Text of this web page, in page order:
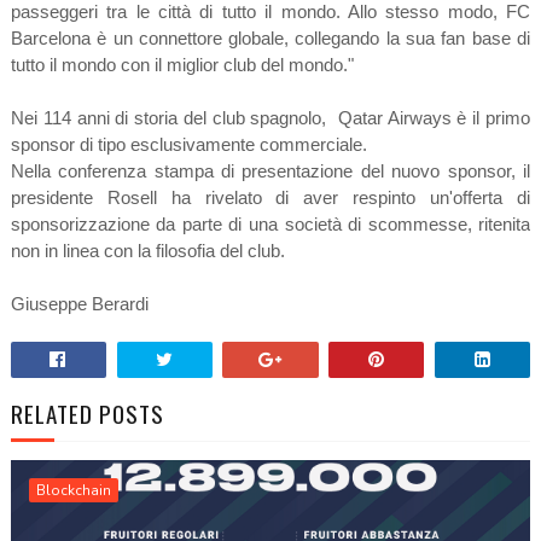
passeggeri tra le città di tutto il mondo. Allo stesso modo, FC
Barcelona è un connettore globale, collegando la sua fan base di
tutto il mondo con il miglior club del mondo."
Nei 114 anni di storia del club spagnolo, Qatar Airways è il primo
sponsor di tipo esclusivamente commerciale.
Nella conferenza stampa di presentazione del nuovo sponsor, il
presidente Rosell ha rivelato di aver respinto un'offerta di
sponsorizzazione da parte di una società di scommesse, ritenita
non in linea con la filosofia del club.
Giuseppe Berardi
RELATED POSTS
Blockchain